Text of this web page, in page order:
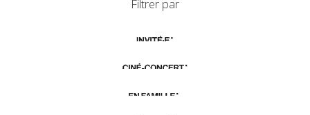
Filtrer par